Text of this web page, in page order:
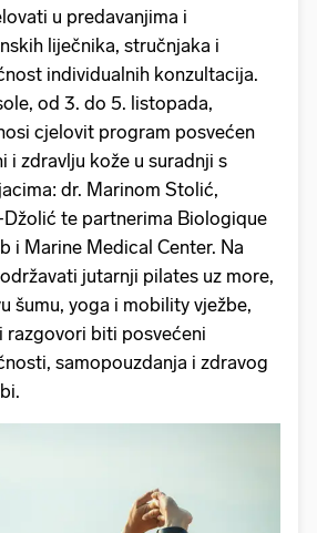
u predavanjima i
liječnika, stručnjaka i
individualnih konzultacija.
od 3. do 5. listopada,
cjelovit program posvećen
i zdravlju kože u suradnji s
dr. Marinom Stolić,
te partnerima Biologique
i Marine Medical Center. Na
jutarnji pilates uz more,
šumu, yoga i mobility vježbe,
razgovori biti posvećeni
samopouzdanja i zdravog